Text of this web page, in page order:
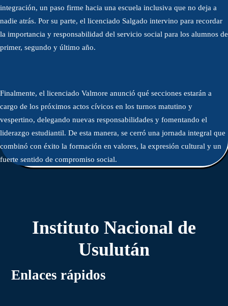
integración, un paso firme hacia una escuela inclusiva que no deja a
nadie atrás. Por su parte, el licenciado Salgado intervino para recordar
la importancia y responsabilidad del servicio social para los alumnos de
primer, segundo y último año.
Finalmente, el licenciado Valmore anunció qué secciones estarán a
cargo de los próximos actos cívicos en los turnos matutino y
vespertino, delegando nuevas responsabilidades y fomentando el
liderazgo estudiantil. De esta manera, se cerró una jornada integral que
combinó con éxito la formación en valores, la expresión cultural y un
fuerte sentido de compromiso social.
Instituto Nacional de
Usulután
Enlaces rápidos